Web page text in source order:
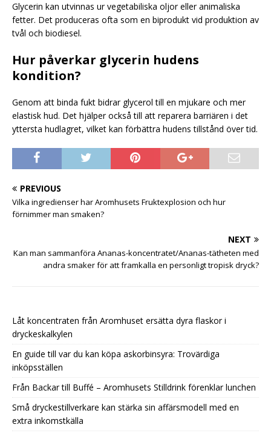
Glycerin kan utvinnas ur vegetabiliska oljor eller animaliska
fetter. Det produceras ofta som en biprodukt vid produktion av
tvål och biodiesel.
Hur påverkar glycerin hudens
kondition?
Genom att binda fukt bidrar glycerol till en mjukare och mer
elastisk hud. Det hjälper också till att reparera barriären i det
yttersta hudlagret, vilket kan förbättra hudens tillstånd över tid.
PREVIOUS
Vilka ingredienser har Aromhusets Fruktexplosion och hur
förnimmer man smaken?
NEXT
Kan man sammanföra Ananas-koncentratet/Ananas-tätheten med
andra smaker för att framkalla en personligt tropisk dryck?
Låt koncentraten från Aromhuset ersätta dyra flaskor i
dryckeskalkylen
En guide till var du kan köpa askorbinsyra: Trovärdiga
inköpsställen
Från Backar till Buffé – Aromhusets Stilldrink förenklar lunchen
Små dryckestillverkare kan stärka sin affärsmodell med en
extra inkomstkälla